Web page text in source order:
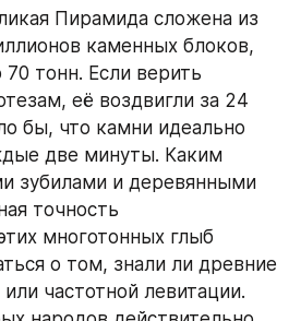
Пирамида сложена из
каменных блоков,
тонн. Если верить
её воздвигли за 24
бы, что камни идеально
две минуты. Каким
зубилами и деревянными
точность
многотонных глыб
о том, знали ли древние
частотной левитации.